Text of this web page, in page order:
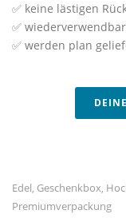
✅ keine lästigen
✅
✅ werden plan
Edel, Geschenkbox,
Premiumverpackung